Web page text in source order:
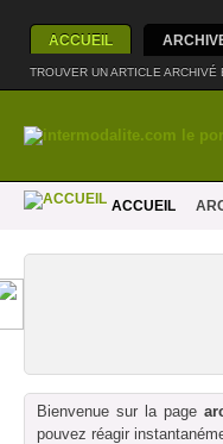
ACCUEIL
TROUVER UN ARTICLE ARCHIVÉ
ACCUEIL
Bienvenue sur la page
pouvez réagir